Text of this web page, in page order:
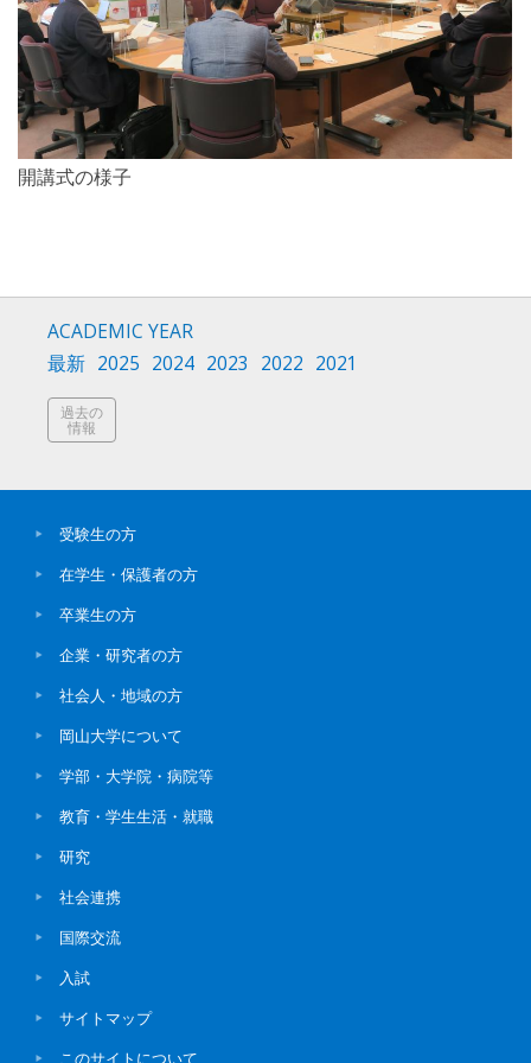
開講式の様子
ACADEMIC YEAR
最新 2025 2024 2023 2022 2021
過去の
情報
受験生の方
在学生・保護者の方
卒業生の方
企業・研究者の方
社会人・地域の方
岡山大学について
学部・大学院・病院等
教育・学生生活・就職
研究
社会連携
国際交流
入試
サイトマップ
このサイトについて